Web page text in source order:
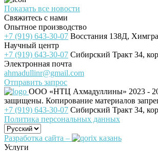
Показать все новости
Свяжитесь с нами
Опытное производство
+7 (919) 643-30-07 Восстания 138Д,
Научный центр
+7 (919) 643-30-07 Сибирский Тракт 34,
Электронная почта
ahmadullinr@gmail.com
Отправить запрос
ООО «НТЦ Ахмадуллины» 2023 -
защищены. Копирование материалов
+7 (919) 643-30-07 Сибирский Тракт 34,
Политика персональных данных
Разработка сайта –
Услуги